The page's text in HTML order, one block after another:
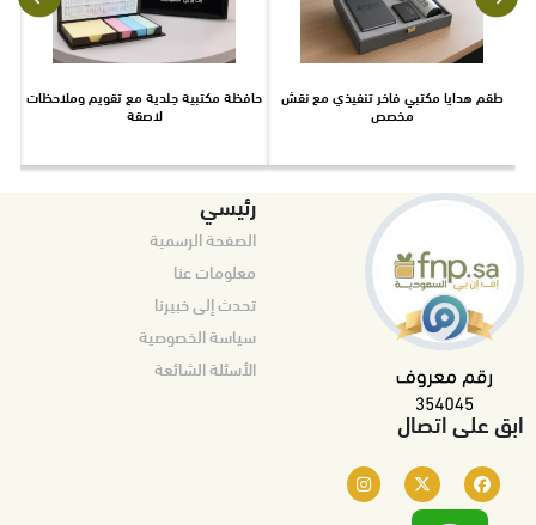
طقم هدايا مكتبي فاخر تنفيذي مع نقش
مخصص
حافظة مكتبية جلدية مع تقويم وملاحظات
لاصقة
رئيسي
الصفحة الرسمية
معلومات عنا
تحدث إلى خبيرنا
سياسة الخصوصية
الأسئلة الشائعة
ابق على اتصال